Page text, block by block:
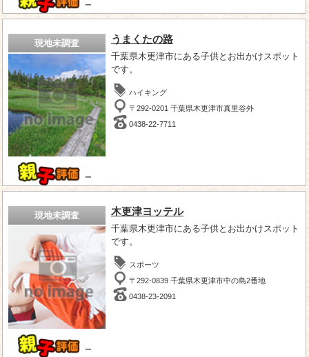
－
現地未調査
－
うまくたの路
千葉県木更津市にある子供とお出かけスポット
です。
ハイキング
〒292-0201 千葉県木更津市真里谷外
0438-22-7711
現地未調査
－
木更津ヨッテル
千葉県木更津市にある子供とお出かけスポット
です。
スポーツ
〒292-0839 千葉県木更津市中の島2番地
0438-23-2091